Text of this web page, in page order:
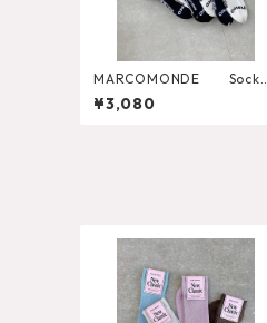
MARCOMONDE Socks
【ONMM-SP003】
¥3,080